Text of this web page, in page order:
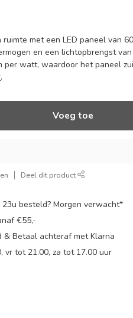
met een LED paneel van
en een lichtopbrengst
per watt, waardoor het paneel
.
Voeg toe
Deel dit product
besteld? Morgen verwacht*
€55,-
& Betaal achteraf met Klarna
vr tot 21.00, za tot 17.00 uur